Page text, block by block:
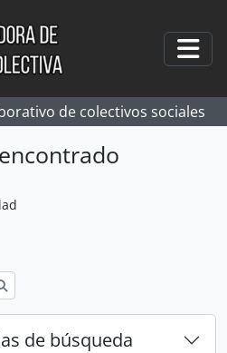
de colectivos sociales
de búsqueda